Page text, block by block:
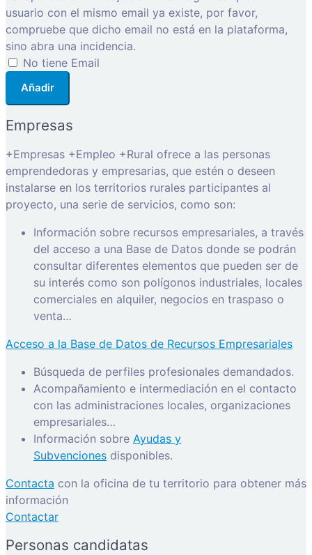
usuario con el mismo email ya existe, por favor,
compruebe que dicho email no está en la plataforma,
sino abra una incidencia.
No tiene Email
Añadir
Empresas
+Empresas +Empleo +Rural ofrece a las personas
emprendedoras y empresarias, que estén o deseen
instalarse en los territorios rurales participantes al
proyecto, una serie de servicios, como son:
Información sobre recursos empresariales, a través
del acceso a una Base de Datos donde se podrán
consultar diferentes elementos que pueden ser de
su interés como son polígonos industriales, locales
comerciales en alquiler, negocios en traspaso o
venta…
Acceso a la Base de Datos de Recursos Empresariales
Búsqueda de perfiles profesionales demandados.
Acompañamiento e intermediación en el contacto
con las administraciones locales, organizaciones
empresariales…
Información sobre Ayudas y
Subvenciones disponibles.
Contacta con la oficina de tu territorio para obtener más
información
Contactar
Personas candidatas